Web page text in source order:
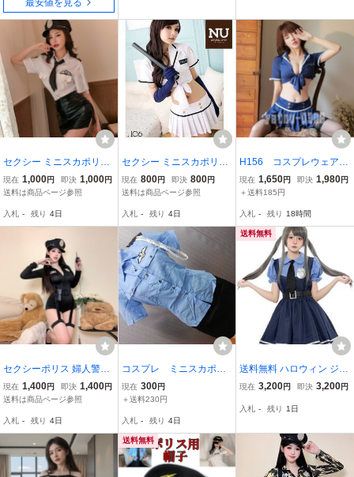
最安値を見る
セクシー ミニスカポリス
婦人警官 コスチューム ハ
ロウィン コスプレ衣装 M-
現在 1,000円 即決 1,000円
送料は商品ページ参照
入札 - 残り 4日
セクシー ミニスカポリス
婦人警官 コスチューム ハ
ロウィン コスプレ衣装 L-
現在 800円 即決 800円
送料は商品ページ参照
入札 - 残り 4日
H156 コスプレウェア
誘惑 トップス ミニス
カート 婦警 POLICE
ランジェリー ナイトウ
エア
現在 1,650円 即決 1,980円
＋送料185円
入札 - 残り 18時間
セクシーポリス 婦人警官
コスチューム ハロウィン
コスプレ衣装 X-16b
現在 1,400円 即決 1,400円
送料は商品ページ参照
入札 - 残り 4日
コスプレ ミニスカポリ
ス♪
現在 300円
＋送料230円
入札 - 残り 4日
送料無料
送料無料 ハロウィン ジュ
ディ コスプレ Lサイズ 仮
うさぎ 大人 イベント 警
5点セット
現在 3,200円 即決 3,200円
入札 - 残り 1日
送料無料